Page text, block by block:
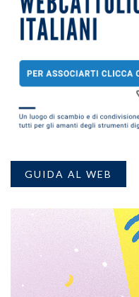
GUIDA AL WEB